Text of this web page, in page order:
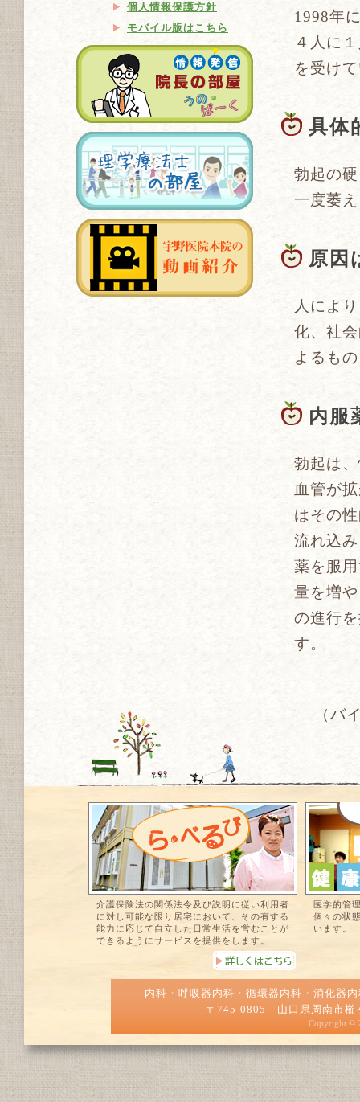
個人情報保護方針
モバイル版はこちら
1998年
４人に
を受け
具体
勃起の
一度萎
原因
人によ
化、社
よるも
内服
勃起は
血管が
はその
流れ込
薬を服
量を増
の進行
す。
（バ
介護保険法の関係法令及び説明に従い利用者
に対し可能な限り居宅において、その有する
能力に応じて自立した日常生活を営むことが
できるようにサービスを提供をします。
医学的管
個々の状
います。
内科・呼吸器内科・循環器内科・消化器
〒745-0805 山口県周南市
Copyright ©